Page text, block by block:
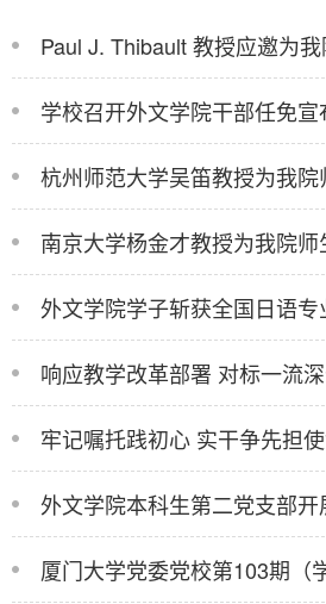
学校召开外文学院干部任免宣